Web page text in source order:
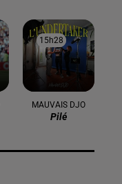
15h28
15h28
MAUVAIS DJO
Pilé